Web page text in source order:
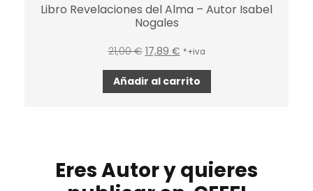
Libro Revelaciones del Alma – Autor Isabel
Nogales
21,00€ 17,89 € *+iva
Añadir al carrito
Eres Autor y quieres